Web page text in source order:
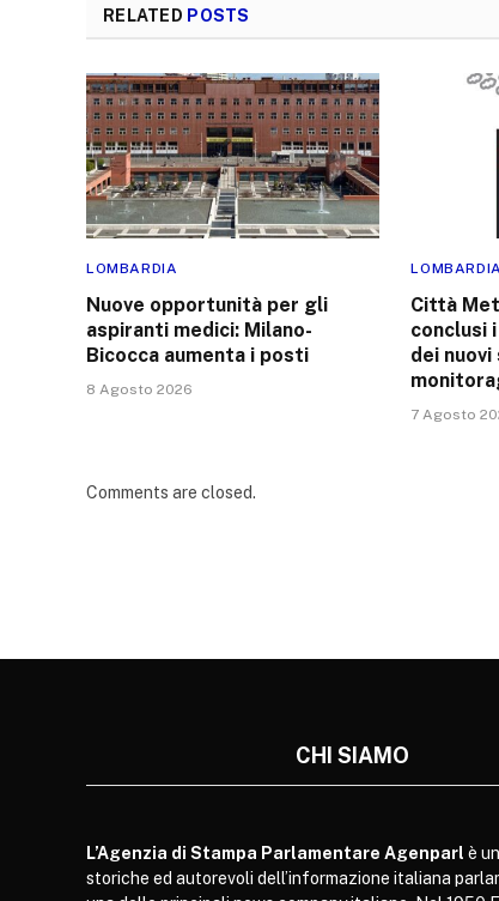
RELATED POSTS
LOMBARDIA
Nuove opportunità per gli
aspiranti medici: Milano-
Bicocca aumenta i posti
8 Agosto 2026
LOMBARDIA
Città
conclusi
dei
7 Agosto
Comments are closed.
CHI SIAMO
L’Agenzia di Stampa Parlamentare Agenparl è
storiche ed autorevoli dell’informazione italiana